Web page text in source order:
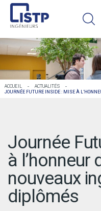
ACCUEIL - ACTUALITÉS -
JOURNÉE FUTURE INSIDE : MISE À
Journée
à l’honneur
nouveaux
diplômés